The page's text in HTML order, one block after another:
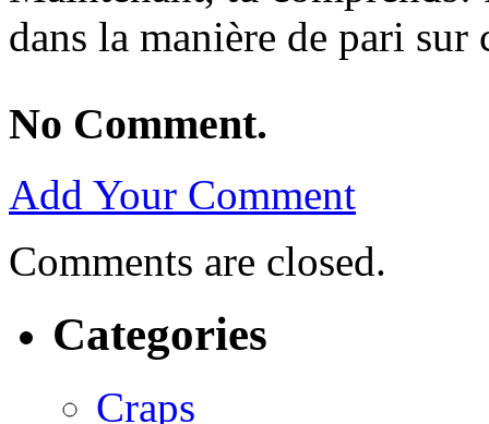
dans la manière de pari sur
No Comment.
Add Your Comment
Comments are closed.
Categories
Craps